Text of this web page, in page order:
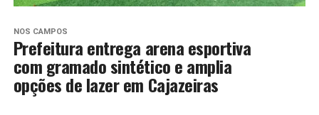
NOS CAMPOS
Prefeitura entrega arena esportiva
com gramado sintético e amplia
opções de lazer em Cajazeiras